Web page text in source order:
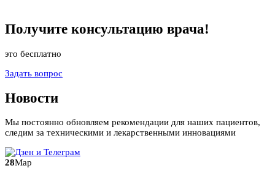
Получите консультацию врача!
это бесплатно
Задать вопрос
Новости
Мы постоянно обновляем рекомендации для наших пациентов,
следим за техническими и лекарственными инновациями
28Мар